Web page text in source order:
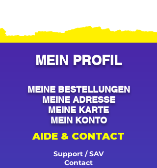
MEIN PROFIL
MEINE BESTELLUNGEN
MEINE ADRESSE
MEINE KARTE
MEIN KONTO
AIDE & CONTACT
Support / SAV
Contact